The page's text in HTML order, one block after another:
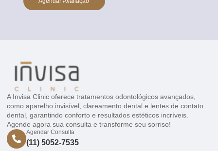
A Invisa Clinic oferece tratamentos odontológicos avançados,
como aparelho invisível, clareamento dental e lentes de contato
dental, garantindo conforto e resultados estéticos incríveis.
Agende agora sua consulta e transforme seu sorriso!
Agendar Consulta
(11) 5052-7535